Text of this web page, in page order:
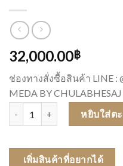
32,000.00฿
ช่องทางสั่งซื้อสินค้า LINE :
MEDA BY CHULABHESAJ
จำนวน PARAMOUNT รถเข็
หยิบใส่ต
เพิ่มสินค้าที่อยากได้